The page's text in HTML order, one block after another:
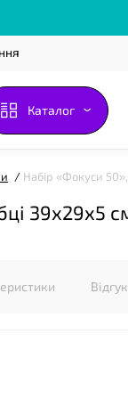
Каталог
Набір «Фокуси
39х29х5